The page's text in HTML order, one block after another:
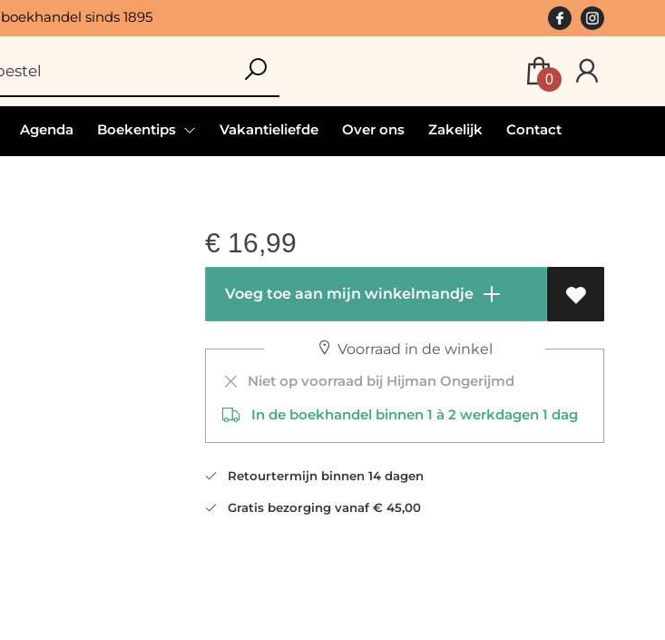
sinds 1895
0
Agenda Boekentips Vakantieliefde Over ons Zakelijk Contact
€ 16,99
Voeg toe aan mijn winkelmandje
Voorraad in de winkel
Niet op voorraad bij Hijman Ongerijmd
In de boekhandel binnen 1 à 2 werkdagen 1 dag
Retourtermijn binnen 14 dagen
Gratis bezorging vanaf € 45,00